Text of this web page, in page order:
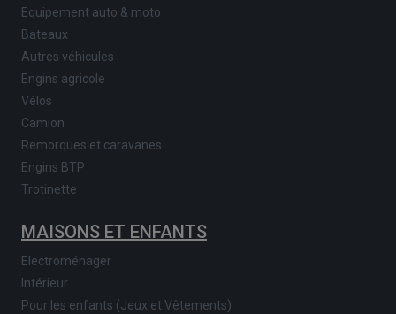
Equipement auto & moto
Bateaux
Autres véhicules
Engins agricole
Vélos
Camion
Remorques et caravanes
Engins BTP
Trotinette
MAISONS ET ENFANTS
Electroménager
Intérieur
Pour les enfants (Jeux et Vêtements)